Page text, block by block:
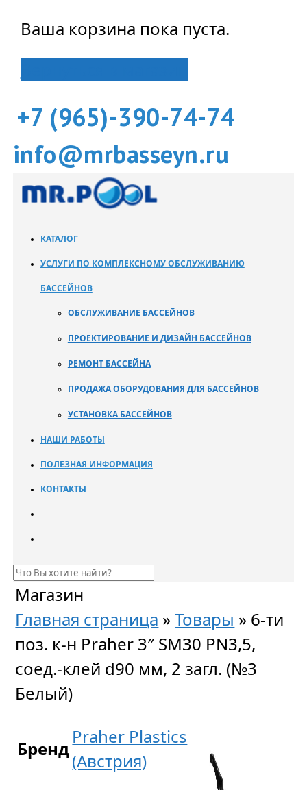
Ваша корзина пока пуста.
+7 (965)-390-74-74
info@mrbasseyn.ru
КАТАЛОГ
УСЛУГИ ПО КОМПЛЕКСНОМУ ОБСЛУЖИВАНИЮ
БАССЕЙНОВ
ОБСЛУЖИВАНИЕ БАССЕЙНОВ
ПРОЕКТИРОВАНИЕ И ДИЗАЙН БАССЕЙНОВ
РЕМОНТ БАССЕЙНА
ПРОДАЖА ОБОРУДОВАНИЯ ДЛЯ БАССЕЙНОВ
УСТАНОВКА БАССЕЙНОВ
НАШИ РАБОТЫ
ПОЛЕЗНАЯ ИНФОРМАЦИЯ
КОНТАКТЫ
Магазин
Главная страница »Товары » 6-ти
поз. к-н Praher 3″ SM30 PN3,5,
соед.-клей d90 мм, 2 загл. (№3
Белый)
Бренд
Praher Plastics
(Австрия)